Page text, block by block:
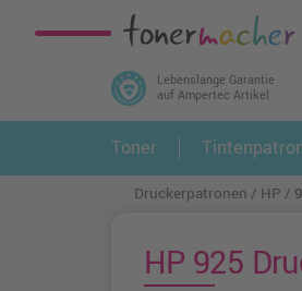
Lebenslange Garantie
auf Ampertec Artikel
In 3 einfachen Schritten
und alle dazu
Toner
Druckerpatronen HP
HP 925